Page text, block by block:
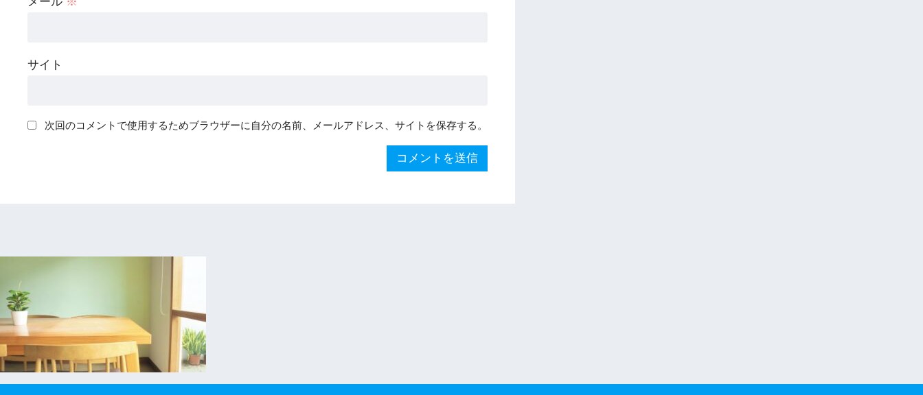
サイト
次回のコメントで使用するためブラウザーに自分の名前、メールアドレス、サイトを保存する。